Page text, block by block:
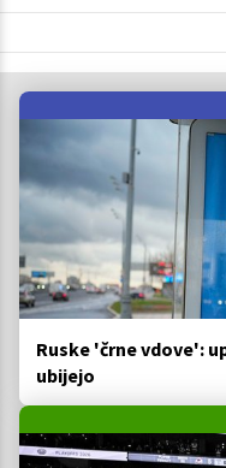
Ruske 'črne vdove':
ubijejo